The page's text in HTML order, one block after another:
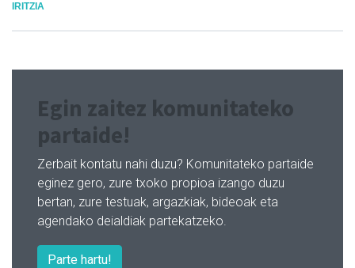
IRITZIA
Egin zaitez komunitateko
partaide!
Zerbait kontatu nahi duzu? Komunitateko partaide
eginez gero, zure txoko propioa izango duzu
bertan, zure testuak, argazkiak, bideoak eta
agendako deialdiak partekatzeko.
Parte hartu!